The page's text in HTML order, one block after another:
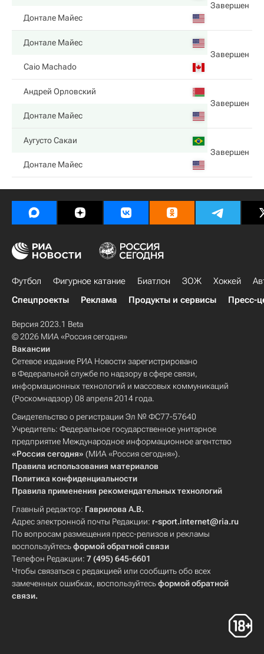
Завершен
Донтале Майес
Донтале Майес
Завершен
Caio Machado
Андрей Орловский
Завершен
Донтале Майес
Аугусто Сакаи
Завершен
Донтале Майес
Футбол Фигурное катание Биатлон ЗОЖ Хоккей
Спецпроекты
Реклама Продукты и сервисы Пресс-
Версия 2023.1 Beta
© 2026 МИА «Россия сегодня»
Вакансии
Сетевое издание РИА Новости зарегистрировано
в Федеральной службе по надзору в сфере связи,
информационных технологий и массовых коммуникаций
(Роскомнадзор) 08 апреля 2014 года.
Свидетельство о регистрации Эл № ФС77-57640
Учредитель: Федеральное государственное унитарное
предприятие Международное информационное агентство
«Россия сегодня» (МИА «Россия сегодня»).
Правила использования материалов
Политика конфиденциальности
Правила применения рекомендательных технологий
Главный редактор: Гаврилова А.В.
Адрес электронной почты Редакции: r-sport.internet@ria.ru
По вопросам размещения пресс-релизов и рекламы
воспользуйтесьформой обратной связи
Телефон Редакции: 7 (495) 645-6601
Чтобы связаться с редакцией или сообщить обо всех
замеченных ошибках, воспользуйтесьформой обратной
связи.